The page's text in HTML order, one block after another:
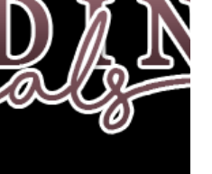
l'esempio che ho
un libro horror sulle sirene
tecnicamente ho già
della mia lista . Non importa
come lettore,
zone. Come
dovete fare altro che